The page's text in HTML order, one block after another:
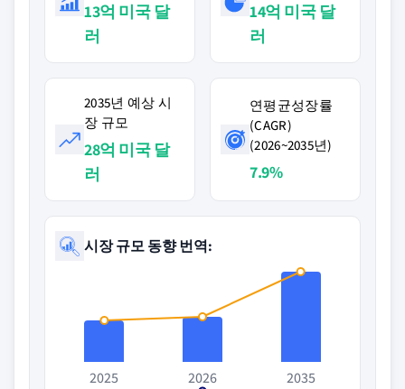
13억 미국 달
러
14억 미국 달
러
2035년 예상 시
장 규모
28억 미국 달
러
연평균성장률
(CAGR)
(2026~2035년)
7.9%
시장 규모 동향 번역:
2025
2026
2035